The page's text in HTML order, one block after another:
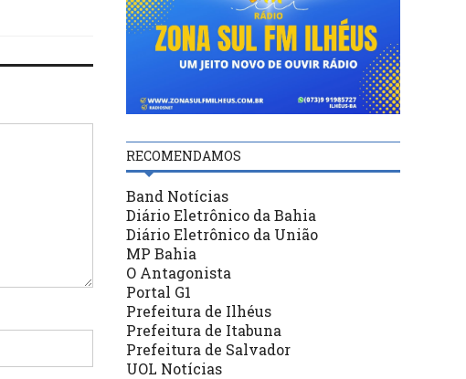
RECOMENDAMOS
Band Notícias
Diário Eletrônico da Bahia
Diário Eletrônico da União
MP Bahia
O Antagonista
Portal G1
Prefeitura de Ilhéus
Prefeitura de Itabuna
Prefeitura de Salvador
UOL Notícias